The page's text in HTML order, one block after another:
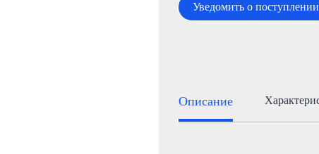
Уведомить о поступлении
Описание